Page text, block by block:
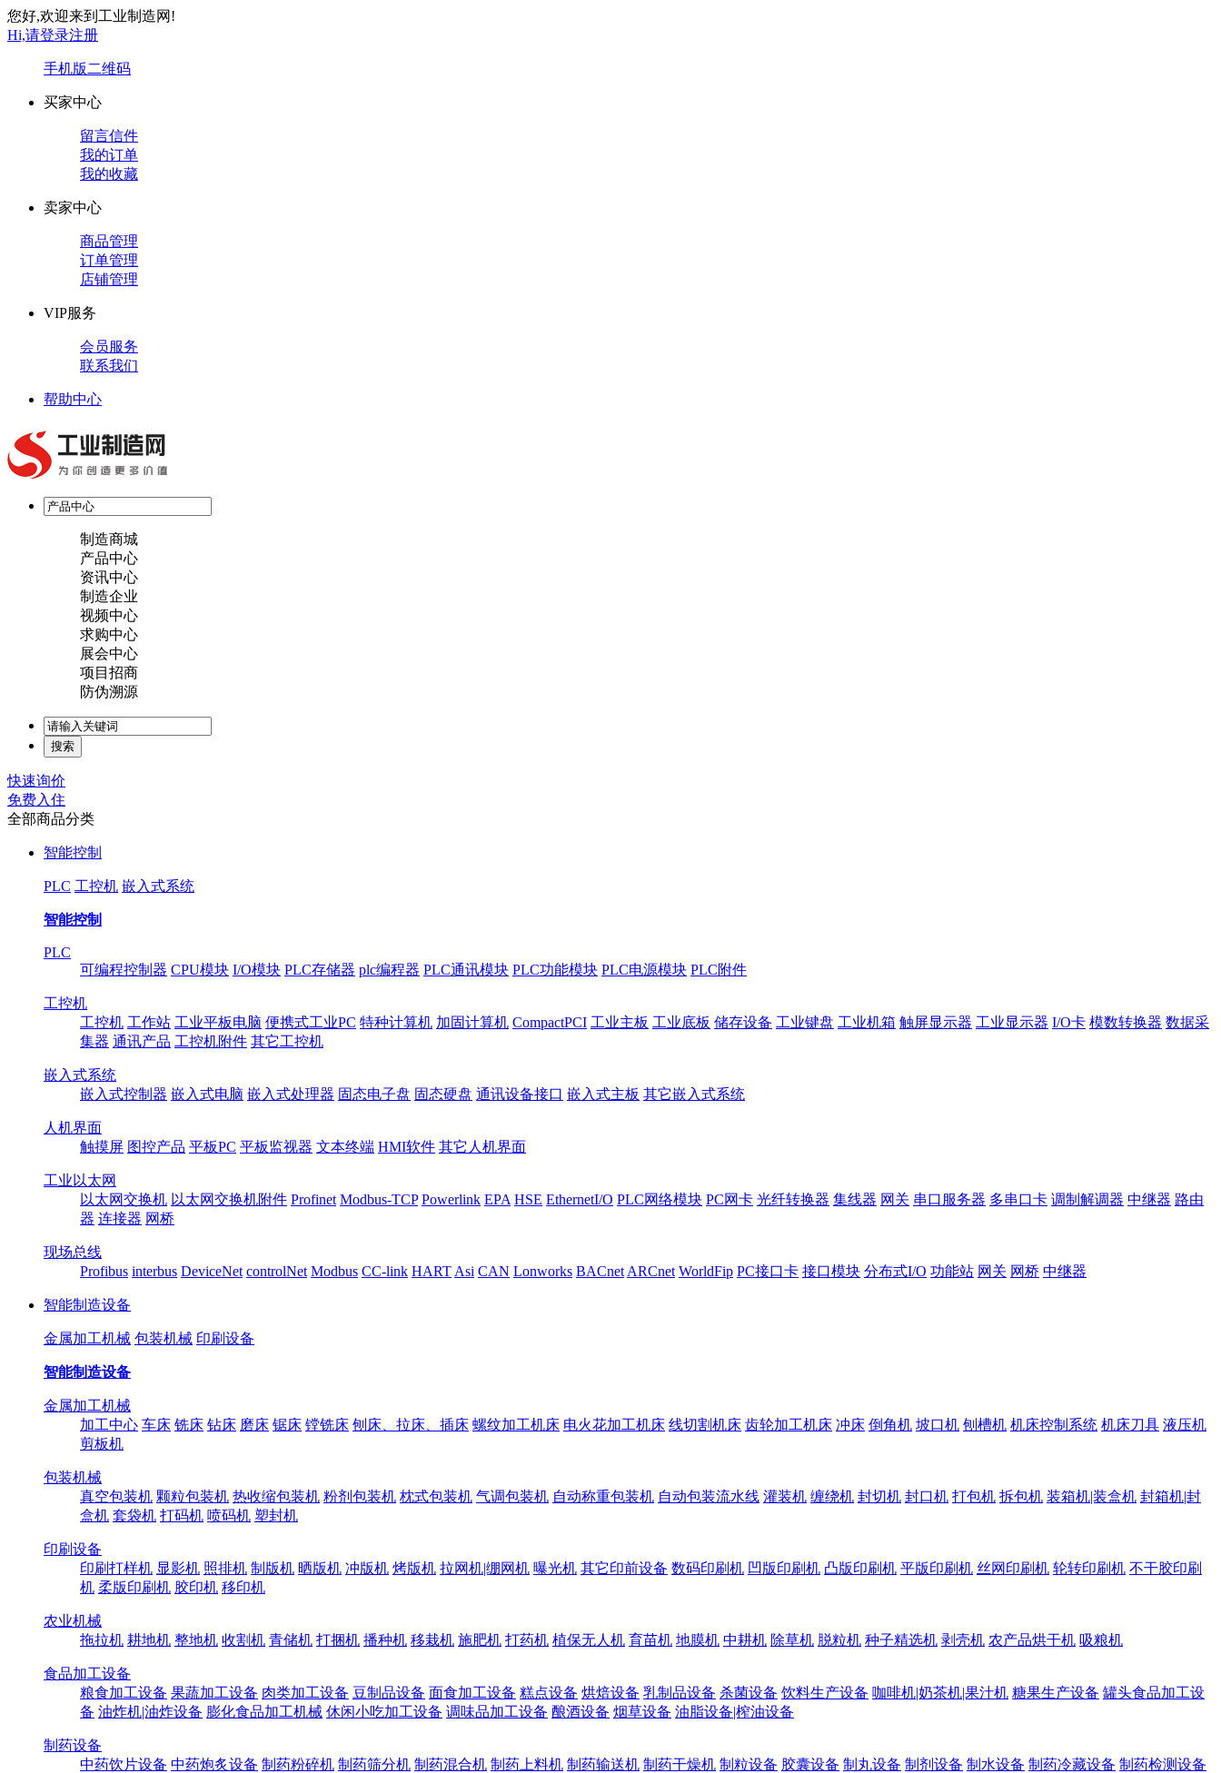
您好,欢迎来到工业制造网!
Hi,请登录注册
手机版 二维码
买家中心
留言信件
我的订单
我的收藏
卖家中心
商品管理
订单管理
店铺管理
VIP服务
会员服务
联系我们
帮助中心
制造商城
产品中心
资讯中心
制造企业
视频中心
求购中心
展会中心
项目招商
防伪溯源
快速询价
免费入住
全部商品分类
智能控制
PLC 工控机 嵌入式系统
智能控制
PLC
可编程控制器 CPU模块 I/O模块 PLC存储器 plc编程器 PLC通讯模块 PLC功能模块 PLC电源模块 PLC附件
工控机
工控机 工作站 工业平板电脑 便携式工业PC 特种计算机 加固计算机 CompactPCI 工业主板 工业底板 储存设备 工业键盘 工业机箱 触屏显示器 工业显示器 I/O卡 模数转换器 数据采
集器 通讯产品 工控机附件 其它工控机
嵌入式系统
嵌入式控制器 嵌入式电脑 嵌入式处理器 固态电子盘 固态硬盘 通讯设备接口 嵌入式主板 其它嵌入式系统
人机界面
触摸屏 图控产品 平板PC 平板监视器 文本终端 HMI软件 其它人机界面
工业以太网
以太网交换机 以太网交换机附件 Profinet Modbus-TCP Powerlink EPA HSE EthernetI/O PLC网络模块 PC网卡 光纤转换器 集线器 网关 串口服务器 多串口卡 调制解调器 中继器 路由
器 连接器 网桥
现场总线
Profibus interbus DeviceNet controlNet Modbus CC-link HART Asi CAN Lonworks BACnet ARCnet WorldFip PC接口卡 接口模块 分布式I/O 功能站 网关 网桥 中继器
智能制造设备
金属加工机械 包装机械 印刷设备
智能制造设备
金属加工机械
加工中心 车床 铣床 钻床 磨床 锯床 镗铣床 刨床、拉床、插床 螺纹加工机床 电火花加工机床 线切割机床 齿轮加工机床 冲床 倒角机 坡口机 刨槽机 机床控制系统 机床刀具 液压机
剪板机
包装机械
真空包装机 颗粒包装机 热收缩包装机 粉剂包装机 枕式包装机 气调包装机 自动称重包装机 自动包装流水线 灌装机 缠绕机 封切机 封口机 打包机 拆包机 装箱机|装盒机 封箱机|封
盒机 套袋机 打码机 喷码机 塑封机
印刷设备
印刷打样机 显影机 照排机 制版机 晒版机 冲版机 烤版机 拉网机|绷网机 曝光机 其它印前设备 数码印刷机 凹版印刷机 凸版印刷机 平版印刷机 丝网印刷机 轮转印刷机 不干胶印刷
机 柔版印刷机 胶印机 移印机
农业机械
拖拉机 耕地机 整地机 收割机 青储机 打捆机 播种机 移栽机 施肥机 打药机 植保无人机 育苗机 地膜机 中耕机 除草机 脱粒机 种子精选机 剥壳机 农产品烘干机 吸粮机
食品加工设备
粮食加工设备 果蔬加工设备 肉类加工设备 豆制品设备 面食加工设备 糕点设备 烘焙设备 乳制品设备 杀菌设备 饮料生产设备 咖啡机|奶茶机|果汁机 糖果生产设备 罐头食品加工设
备 油炸机|油炸设备 膨化食品加工机械 休闲小吃加工设备 调味品加工设备 酿酒设备 烟草设备 油脂设备|榨油设备
制药设备
中药饮片设备 中药炮炙设备 制药粉碎机 制药筛分机 制药混合机 制药上料机 制药输送机 制药干燥机 制粒设备 胶囊设备 制丸设备 制剂设备 制水设备 制药冷藏设备 制药检测设备